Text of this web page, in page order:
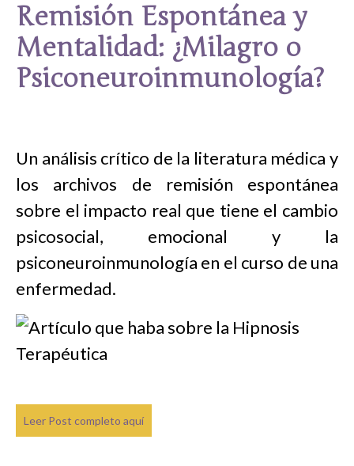
Remisión Espontánea y
Mentalidad: ¿Milagro o
Psiconeuroinmunología?
Un análisis crítico de la literatura médica y
los archivos de remisión espontánea
sobre el impacto real que tiene el cambio
psicosocial, emocional y la
psiconeuroinmunología en el curso de una
enfermedad.
Leer Post completo aquí